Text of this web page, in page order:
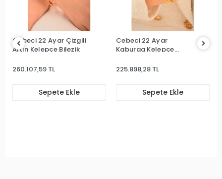
Cebeci 22 Ayar Çizgili
Altın Kelepçe Bilezik
260.107,59 TL
Sepete Ekle
Cebeci 22 Ayar
Kaburga Kelepçe
225.898,28 TL
Sepete Ekle